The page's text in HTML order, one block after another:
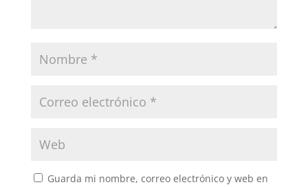
Guarda mi nombre, correo electrónico y web en